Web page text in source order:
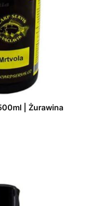
| Żurawina